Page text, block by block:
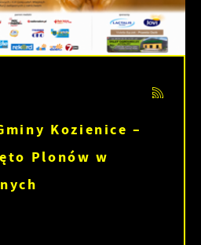
Kozienice –
Plonów w